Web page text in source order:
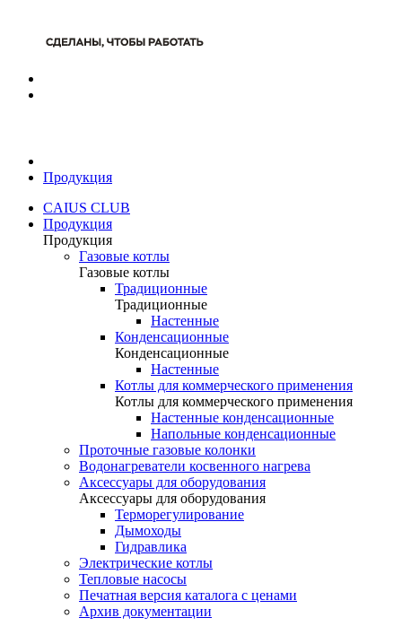
Продукция
CAIUS CLUB
Продукция
Продукция
Газовые котлы
Газовые котлы
Традиционные
Традиционные
Настенные
Конденсационные
Конденсационные
Настенные
Котлы для коммерческого применения
Котлы для коммерческого применения
Настенные конденсационные
Напольные конденсационные
Проточные газовые колонки
Водонагреватели косвенного нагрева
Аксессуары для оборудования
Аксессуары для оборудования
Терморегулирование
Дымоходы
Гидравлика
Электрические котлы
Тепловые насосы
Печатная версия каталога с ценами
Архив документации